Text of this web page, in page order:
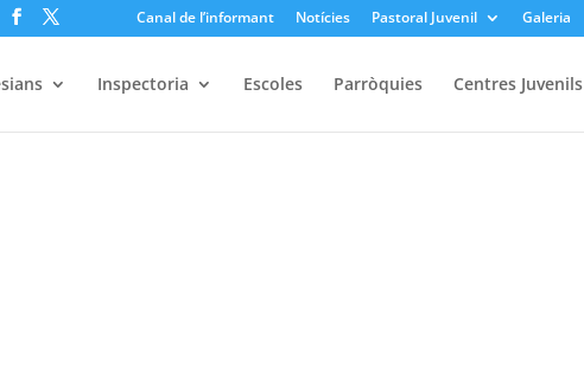
Canal de l’informant Notícies Pastoral Juvenil Galeria
Inspectoria Escoles Parròquies Centres Juvenils